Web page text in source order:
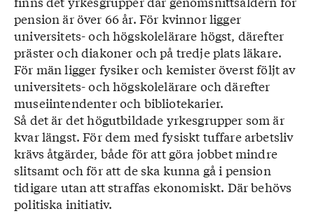
pension är över 66 år. För kvinnor ligger
universitets- och högskolelärare högst, därefter
präster och diakoner och på tredje plats läkare.
För män ligger fysiker och kemister överst följt av
universitets- och högskolelärare och därefter
museiintendenter och bibliotekarier.
Så det är det högutbildade yrkesgrupper som är
kvar längst. För dem med fysiskt tuffare arbetsliv
krävs åtgärder, både för att göra jobbet mindre
slitsamt och för att de ska kunna gå i pension
tidigare utan att straffas ekonomiskt. Där behövs
politiska initiativ.